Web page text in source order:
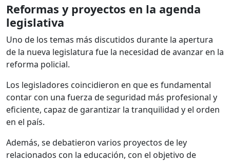
Reformas y proyectos en la agenda
legislativa
Uno de los temas más discutidos durante la apertura
de la nueva legislatura fue la necesidad de avanzar en la
reforma policial.
Los legisladores coincidieron en que es fundamental
contar con una fuerza de seguridad más profesional y
eficiente, capaz de garantizar la tranquilidad y el orden
en el país.
Además, se debatieron varios proyectos de ley
relacionados con la educación, con el objetivo de